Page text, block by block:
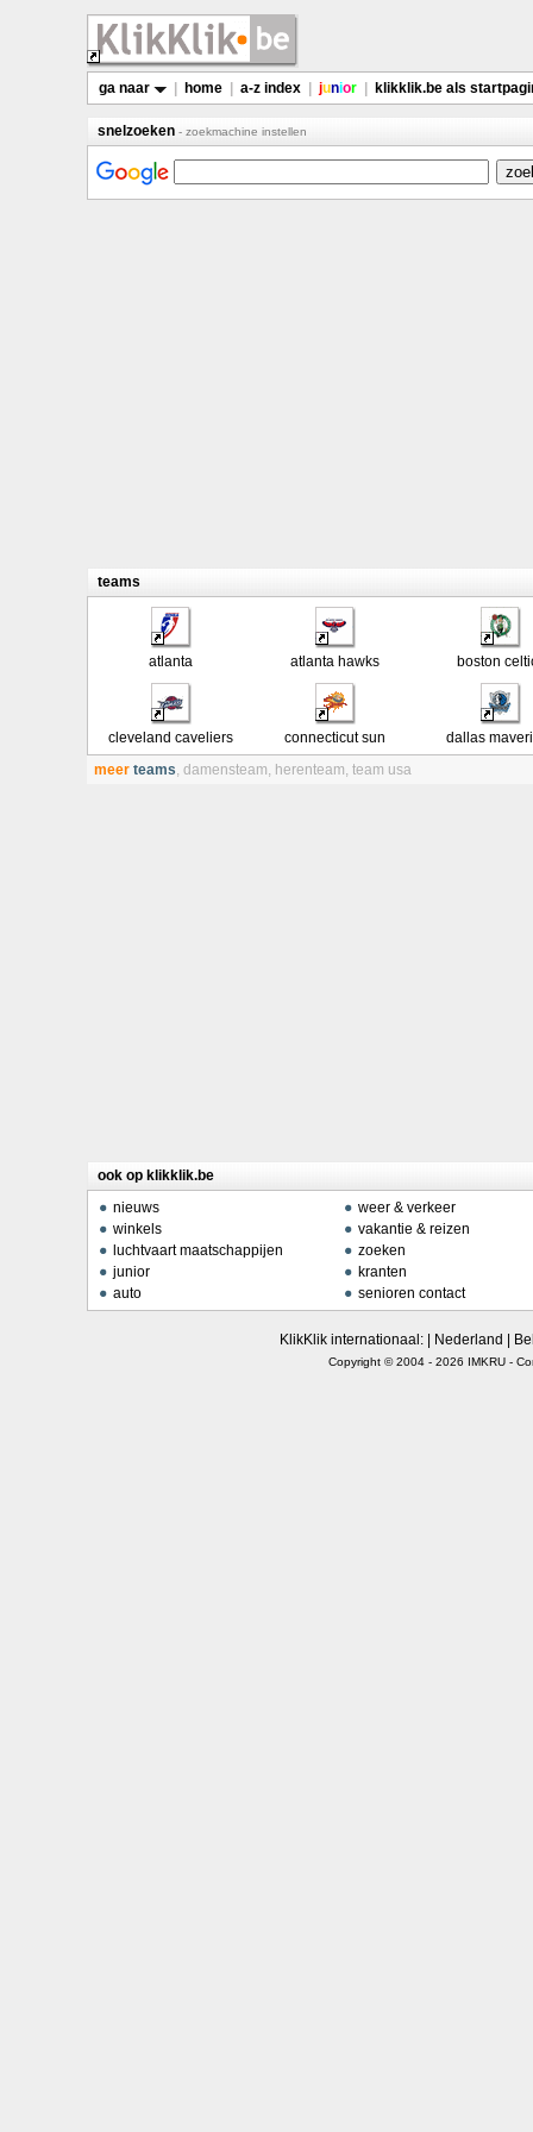
ga naar home a-z index junior klikklik.be als
snelzoeken - zoekmachine instellen
teams
atlanta atlanta hawks boston
cleveland caveliers connecticut sun
dallas
meer teams, damensteam, herenteam, team usa
ook op klikklik.be
nieuws
weer & verkeer
winkels
vakantie & reizen
luchtvaart maatschappijen
zoeken
junior
kranten
auto
senioren contact
KlikKlik internationaal: | Nederland
Copyright © 2004 - 2026 IMKRU-